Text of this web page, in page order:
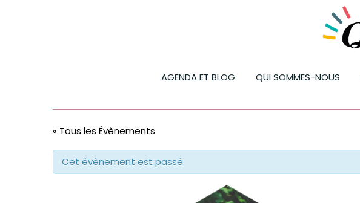
AGENDA ET BLOG QUI SOMMES-NOUS
« Tous les Évènements
Cet évènement est passé